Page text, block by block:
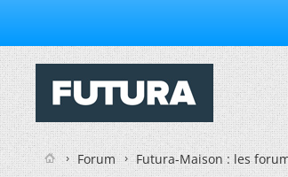
Forum Futura-Maison : les